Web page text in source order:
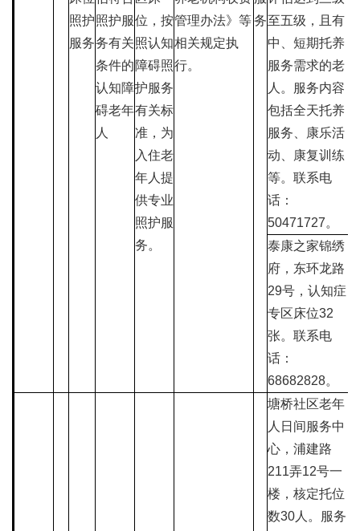
照护
服务
照护服
务有关
条件的
认知障
碍老年
人
位，按
照认知
障碍照
护服务
有关标
准，为
入住老
年人提
供专业
照护服
务。
管理办法》等
相关规定执
行。
务至五级，且有
中、短期托养
服务需求的老
人。服务内容
包括全天托养
服务、康乐活
动、康复训练
等。联系电
话：
50471727。
泰康之家锦绣
府，东环龙路
29号，认知症
专区床位32
张。联系电
话：
68682828。
塘桥社区老年
人日间服务中
心，浦建路
211弄12号一
楼，核定托位
数30人。服务